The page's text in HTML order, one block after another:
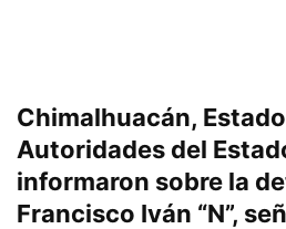
Chimalhuacán,
Autoridades del
informaron sobre la
Francisco Iván “N”,